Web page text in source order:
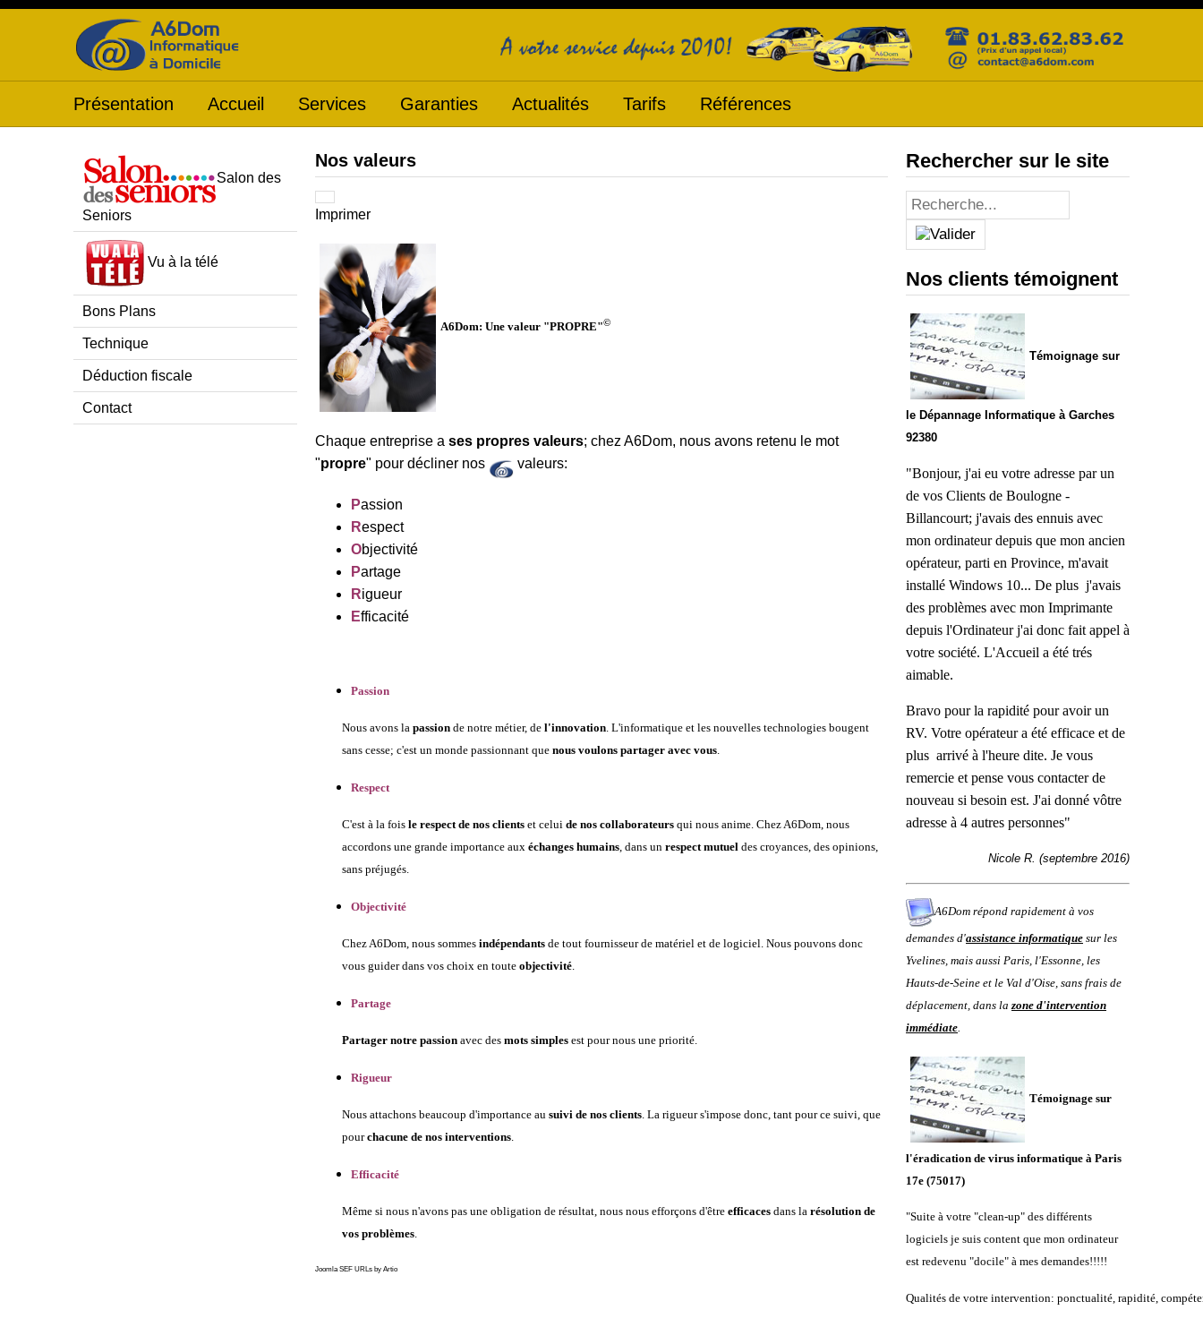
Présentation Accueil Services Garanties Actualités Tarifs Références
Salon des
Seniors
Vu à la télé
Bons Plans
Technique
Déduction fiscale
Contact
Nos valeurs
Imprimer
A6Dom: Une valeur "PROPRE"©
Chaque entreprise a ses propres valeurs; chez A6Dom, nous avons retenu le mot
"propre" pour décliner nos valeurs:
Passion
Respect
Objectivité
Partage
Rigueur
Efficacité
Passion
Nous avons la passion de notre métier, de l'innovation . L'informatique et les nouvelles technologies bougent
sans cesse; c'est un monde passionnant que nous voulons partager avec vous
Respect
C'est à la fois le respect de nos clients et celui de nos collaborateurs qui nous anime. Chez A6Dom, nous
accordons une grande importance aux échanges humains , dans un respect mutuel des croyances, des opinions,
sans préjugés.
Objectivité
Chez A6Dom, nous sommes indépendants de tout fournisseur de matériel et de logiciel. Nous pouvons donc
vous guider dans vos choix en toute objectivité
Partage
Partager notre passion avec des mots simples est pour nous une priorité.
Rigueur
Nous attachons beaucoup d'importance au suivi de nos clients . La rigueur s'impose donc, tant pour ce suivi, que
pourchacune de nos interventions
Efficacité
Même si nous n'avons pas une obligation de résultat, nous nous efforçons d'être efficaces dans la résolution de
vos problèmes
Joomla SEF URLs by Artio
Rechercher sur le site
Nos clients témoignent
Témoignage sur
le Dépannage Informatique à Garches
92380
"Bonjour, j'ai eu votre adresse par un
de vos Clients de Boulogne -
Billancourt; j'avais des ennuis avec
mon ordinateur depuis que mon ancien
opérateur, parti en Province, m'avait
installé Windows 10... De plus j'avais
des problèmes avec mon Imprimante
depuis l'Ordinateur j'ai donc fait appel à
votre société. L'Accueil a été trés
aimable.
Bravo pour la rapidité pour avoir un
RV. Votre opérateur a été efficace et de
plus arrivé à l'heure dite. Je vous
remercie et pense vous contacter de
nouveau si besoin est. J'ai donné vôtre
adresse à 4 autres personnes"
Nicole R. (septembre 2016)
A6Dom répond rapidement à vos
demandes d'assistance informatique sur les
Yvelines, mais aussi Paris, l'Essonne, les
Hauts-de-Seine et le Val d'Oise, sans frais de
déplacement, dans lazone d'intervention
immédiate.
Témoignage sur
l'éradication de virus informatique à Paris
17e (75017)
"Suite à votre "clean-up" des différents
logiciels je suis content que mon ordinateur
est redevenu "docile" à mes demandes!!!!!
Qualités de votre intervention: ponctualité, rapidité,